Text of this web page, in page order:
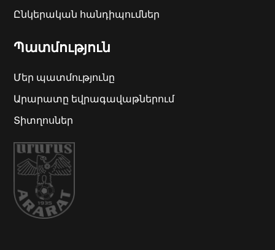
Ընկերական հանդիպումներ
Պատմություն
Մեր պատմությունը
Արարատը եվրագավաթներում
Տիտղոսներ